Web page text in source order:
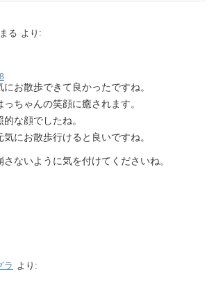
る より:
お散歩できて良かったですね。
ちゃんの笑顔に癒されます。
な顔でしたね。
にお散歩行けると良いですね。
ないように気を付けてくださいね。
ラ より: